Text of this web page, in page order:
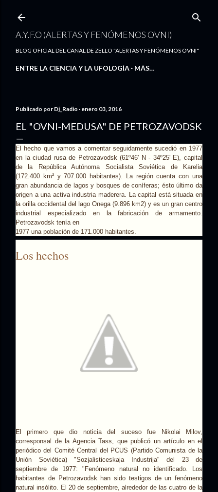
A.Y.F.O (ALERTAS Y FENÓMENOS OVNI)
BLOG OFICIAL DEL CANAL DE ZELLO "ALERTAS Y FENÓMENOS OVNI"
ENTRE LA CIENCIA Y LA UFOLOGÍA MÁS…
Publicado por Dj_Radio enero 03, 2016
EL "OVNI-MEDUSA" DE PETROZAVODSK
El hecho que vamos a comentar seguidamente sucedió en 1977
en la ciudad rusa de Petrozavodsk (61º46' N - 34º25' E), capital
de la República Autónoma Socialista Soviética de Karelia
(172.400 km² y 707.000 habitantes). La región cuenta con una
gran abundancia de lagos y bosques de coníferas; ésto último da
origen a una activa industria maderera. La capital está situada en
la orilla occidental del lago Onega (9.896 km2) y es un gran centro
industrial especializado en la fabricación de armamento.
Petrozavodsk tenía en
1977 una población de 171.000 habitantes.
Los hechos
El primero que dio noticia del suceso fue Nikolai Milov,
corresponsal de la Agencia Tass, que publicó un artículo en el
periódico del Comité Central del PCUS (Partido Comunista de la
Unión Soviética) "Sozjalisticeskaja Industrija" del 23 de
septiembre de 1977: "Fenómeno natural no identificado. Los
habitantes de Petrozavodsk han sido testigos de un fenómeno
natural insólito. El 20 de septiembre, alrededor de las cuatro de la